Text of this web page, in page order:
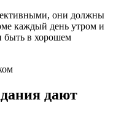
они должны
каждый день утром и
быть в хорошем
дают